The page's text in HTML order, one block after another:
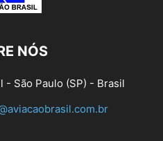
NÓS
- São Paulo (SP) - Brasil